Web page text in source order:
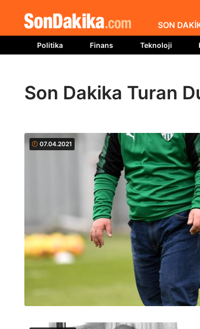
SON
Politika Finans Teknoloji
Son Dakika Turan
07.04.2021